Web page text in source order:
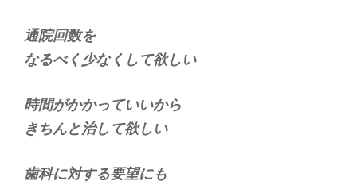
通院回数を
なるべく少なくして欲しい
時間がかかっていいから
きちんと治して欲しい
歯科に対する要望にも